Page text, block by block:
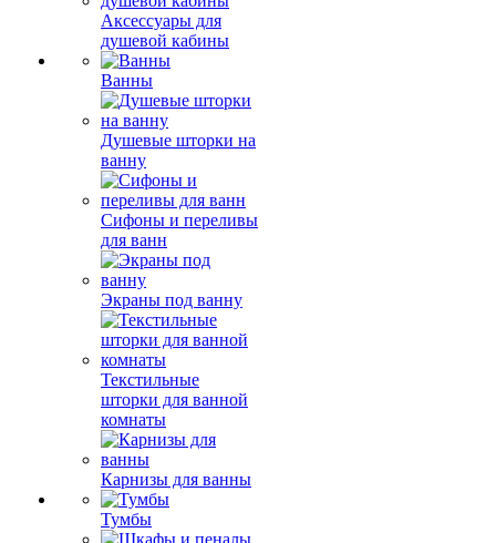
Аксессуары для
душевой кабины
Ванны
Душевые шторки на
ванну
Сифоны и переливы
для ванн
Экраны под ванну
Текстильные
шторки для ванной
комнаты
Карнизы для ванны
Тумбы